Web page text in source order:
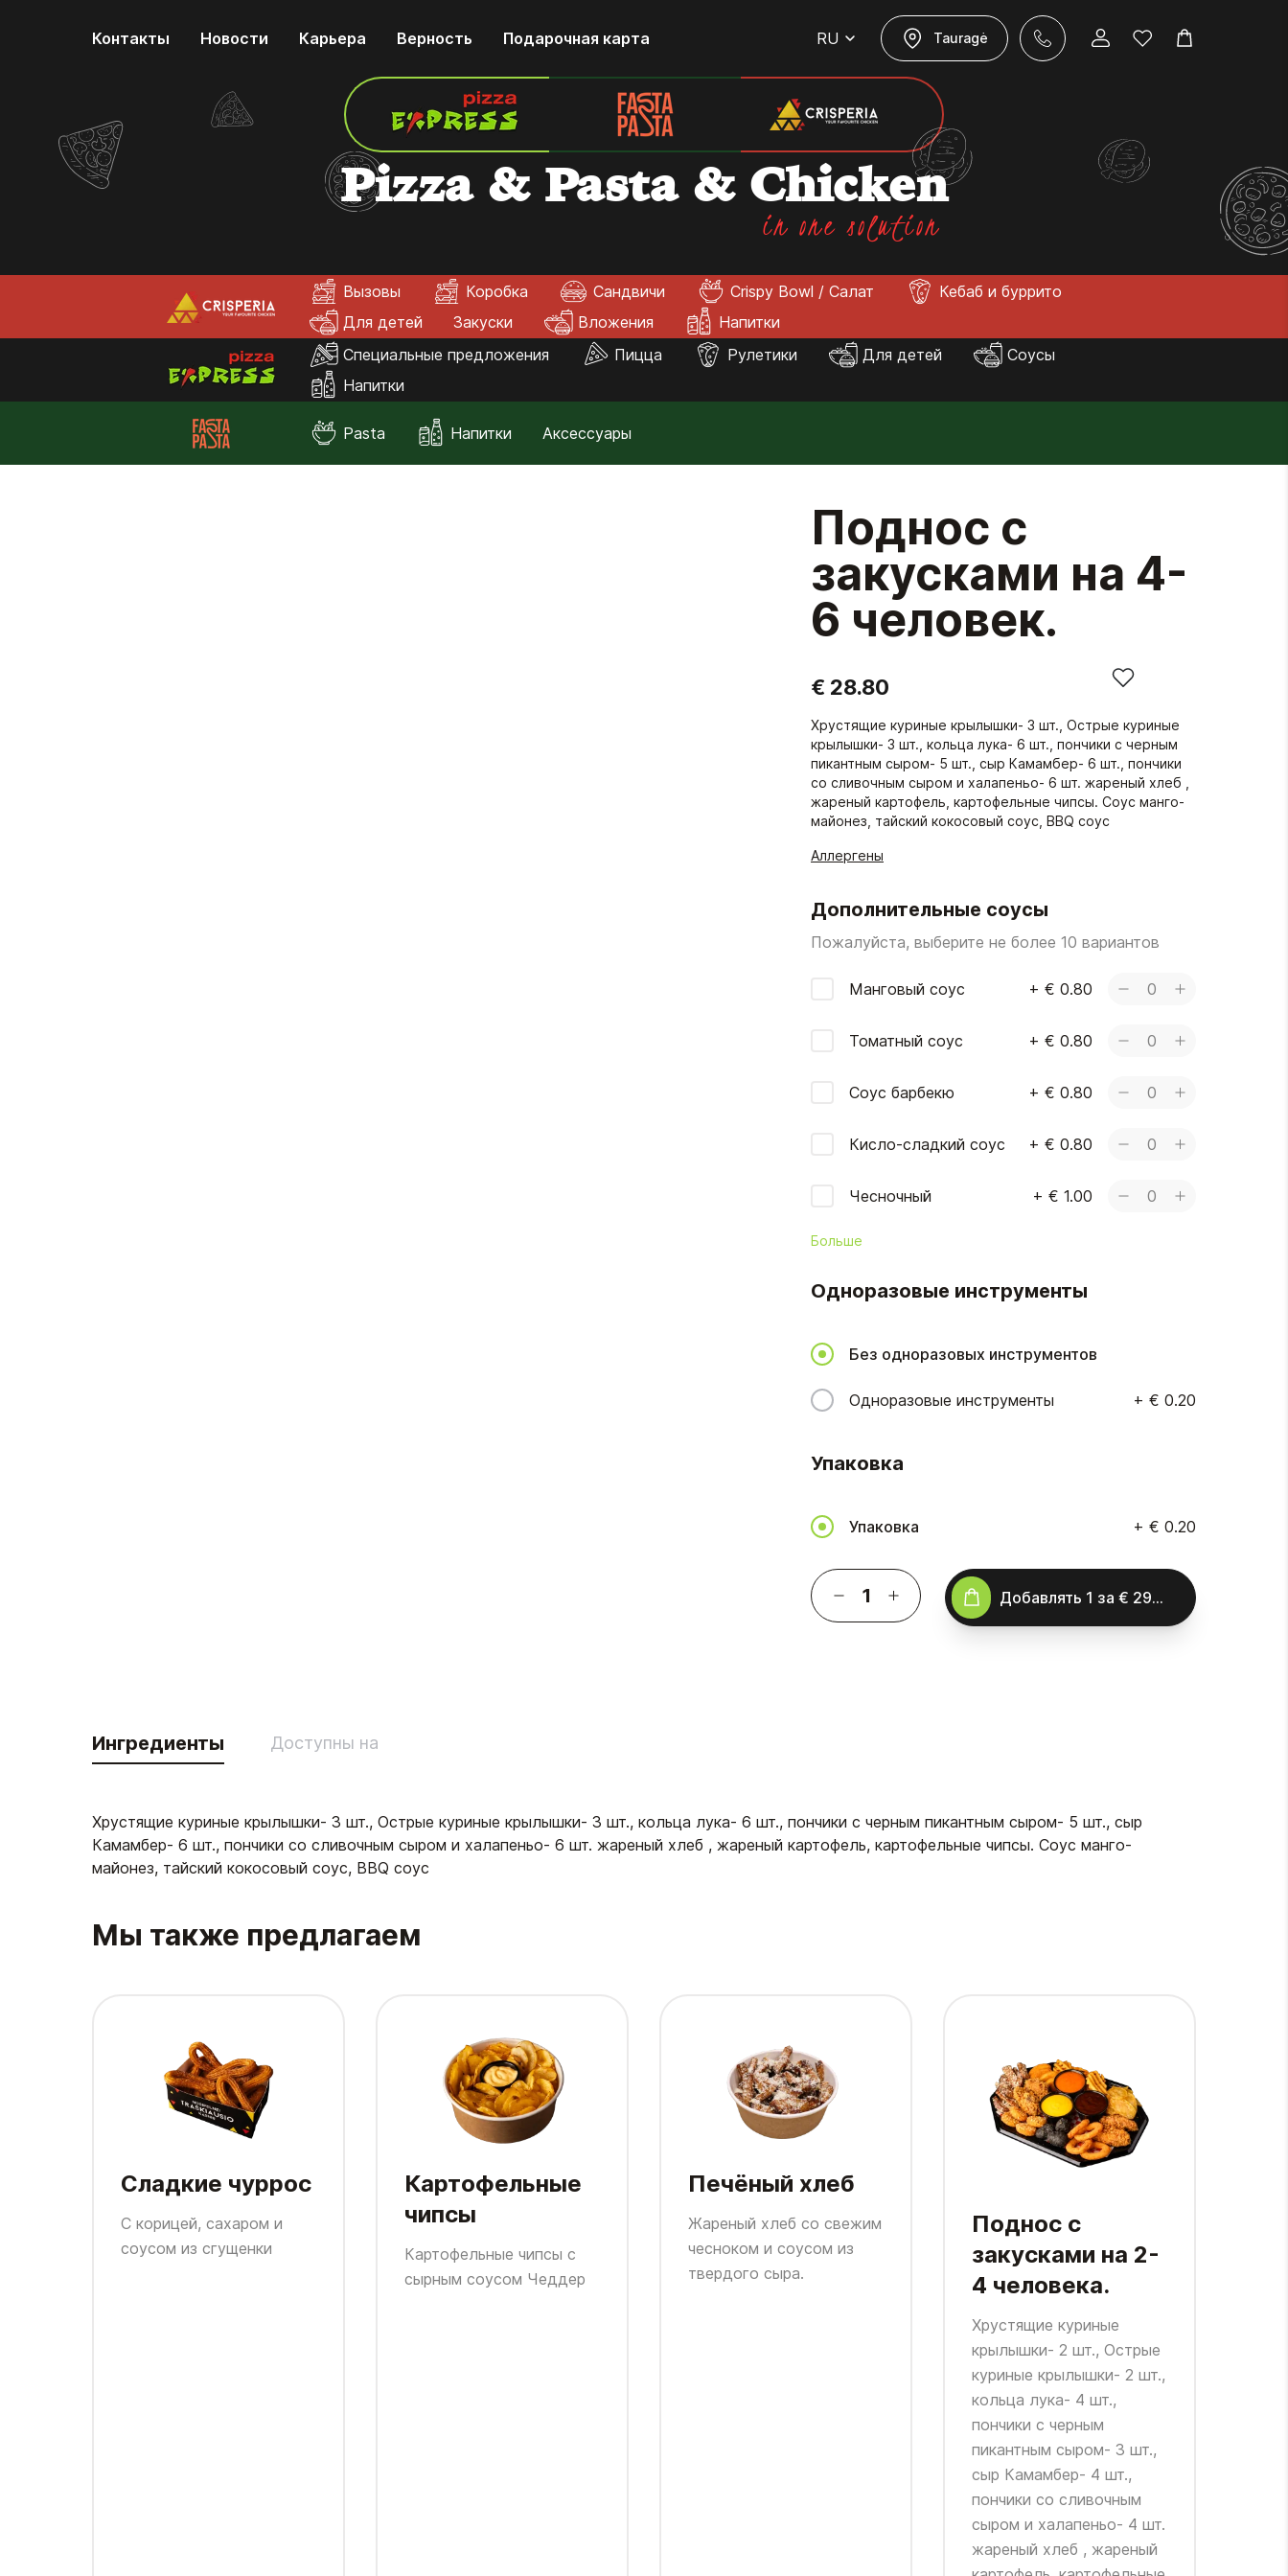
Контакты Новости Карьера Верность Подарочная карта RU Tauragė
Pizza & Pasta & Chicken
in one solution
Вызовы Коробка Сандвичи Crispy Bowl / Салат
Кебаб и буррито
Для детей
Закуски Вложения
Напитки
Специальные предложения
Пицца Рулетики Для детей
Соусы
Напитки
Pasta Напитки Аксессуары
Поднос с
закусками на 4-
6 человек.
€ 28.80
Хрустящие куриные крылышки- 3 шт., Острые куриные
крылышки- 3 шт., кольца лука- 6 шт., пончики с черным
пикантным сыром- 5 шт., сыр Камамбер- 6 шт., пончики
со сливочным сыром и халапеньо- 6 шт. жареный хлеб ,
жареный картофель, картофельные чипсы. Соус манго-
майонез, тайский кокосовый соус, BBQ соус
Аллергены
Дополнительные соусы
Пожалуйста, выберите не более 10 вариантов
Манговый соус + € 0.80 0
Томатный соус + € 0.80 0
Соус барбекю + € 0.80 0
Кисло-сладкий соус + € 0.80 0
Чесночный + € 1.00 0
Больше
Одноразовые инструменты
Без одноразовых инструментов
Одноразовые инструменты + € 0.20
Упаковка
Упаковка + € 0.20
Добавлять 1 за € 29.00
Ингредиенты Доступны на
Хрустящие куриные крылышки- 3 шт., Острые куриные крылышки- 3 шт., кольца лука- 6 шт., пончики с черным пикантным сыром- 5 шт., сыр
Камамбер- 6 шт., пончики со сливочным сыром и халапеньо- 6 шт. жареный хлеб , жареный картофель, картофельные чипсы. Соус манго-
майонез, тайский кокосовый соус, BBQ соус
Мы также предлагаем
Сладкие чуррос
С корицей, сахаром и
соусом из сгущенки
Картофельные
чипсы
Картофельные чипсы с
сырным соусом Чеддер
Печёный хлеб
Жареный хлеб со свежим
чесноком и соусом из
твердого сыра.
Поднос с
закусками на 2-
4 человека.
Хрустящие куриные
крылышки- 2 шт., Острые
куриные крылышки- 2 шт.,
кольца лука- 4 шт.,
пончики с черным
пикантным сыром- 3 шт.,
сыр Камамбер- 4 шт.,
пончики со сливочным
сыром и халапеньо- 4 шт.
жареный хлеб , жареный